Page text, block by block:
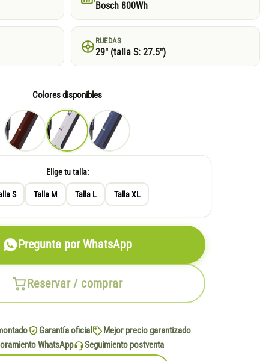
Bosch 800Wh
RUEDAS
29″ (talla S: 27.5″)
Colores disponibles
Elige tu talla:
S Talla M Talla L Talla XL
Reservar / comprar
Pregunta por WhatsApp
Garantía oficial
Mejor precio garantizado
WhatsApp
Seguimiento postventa